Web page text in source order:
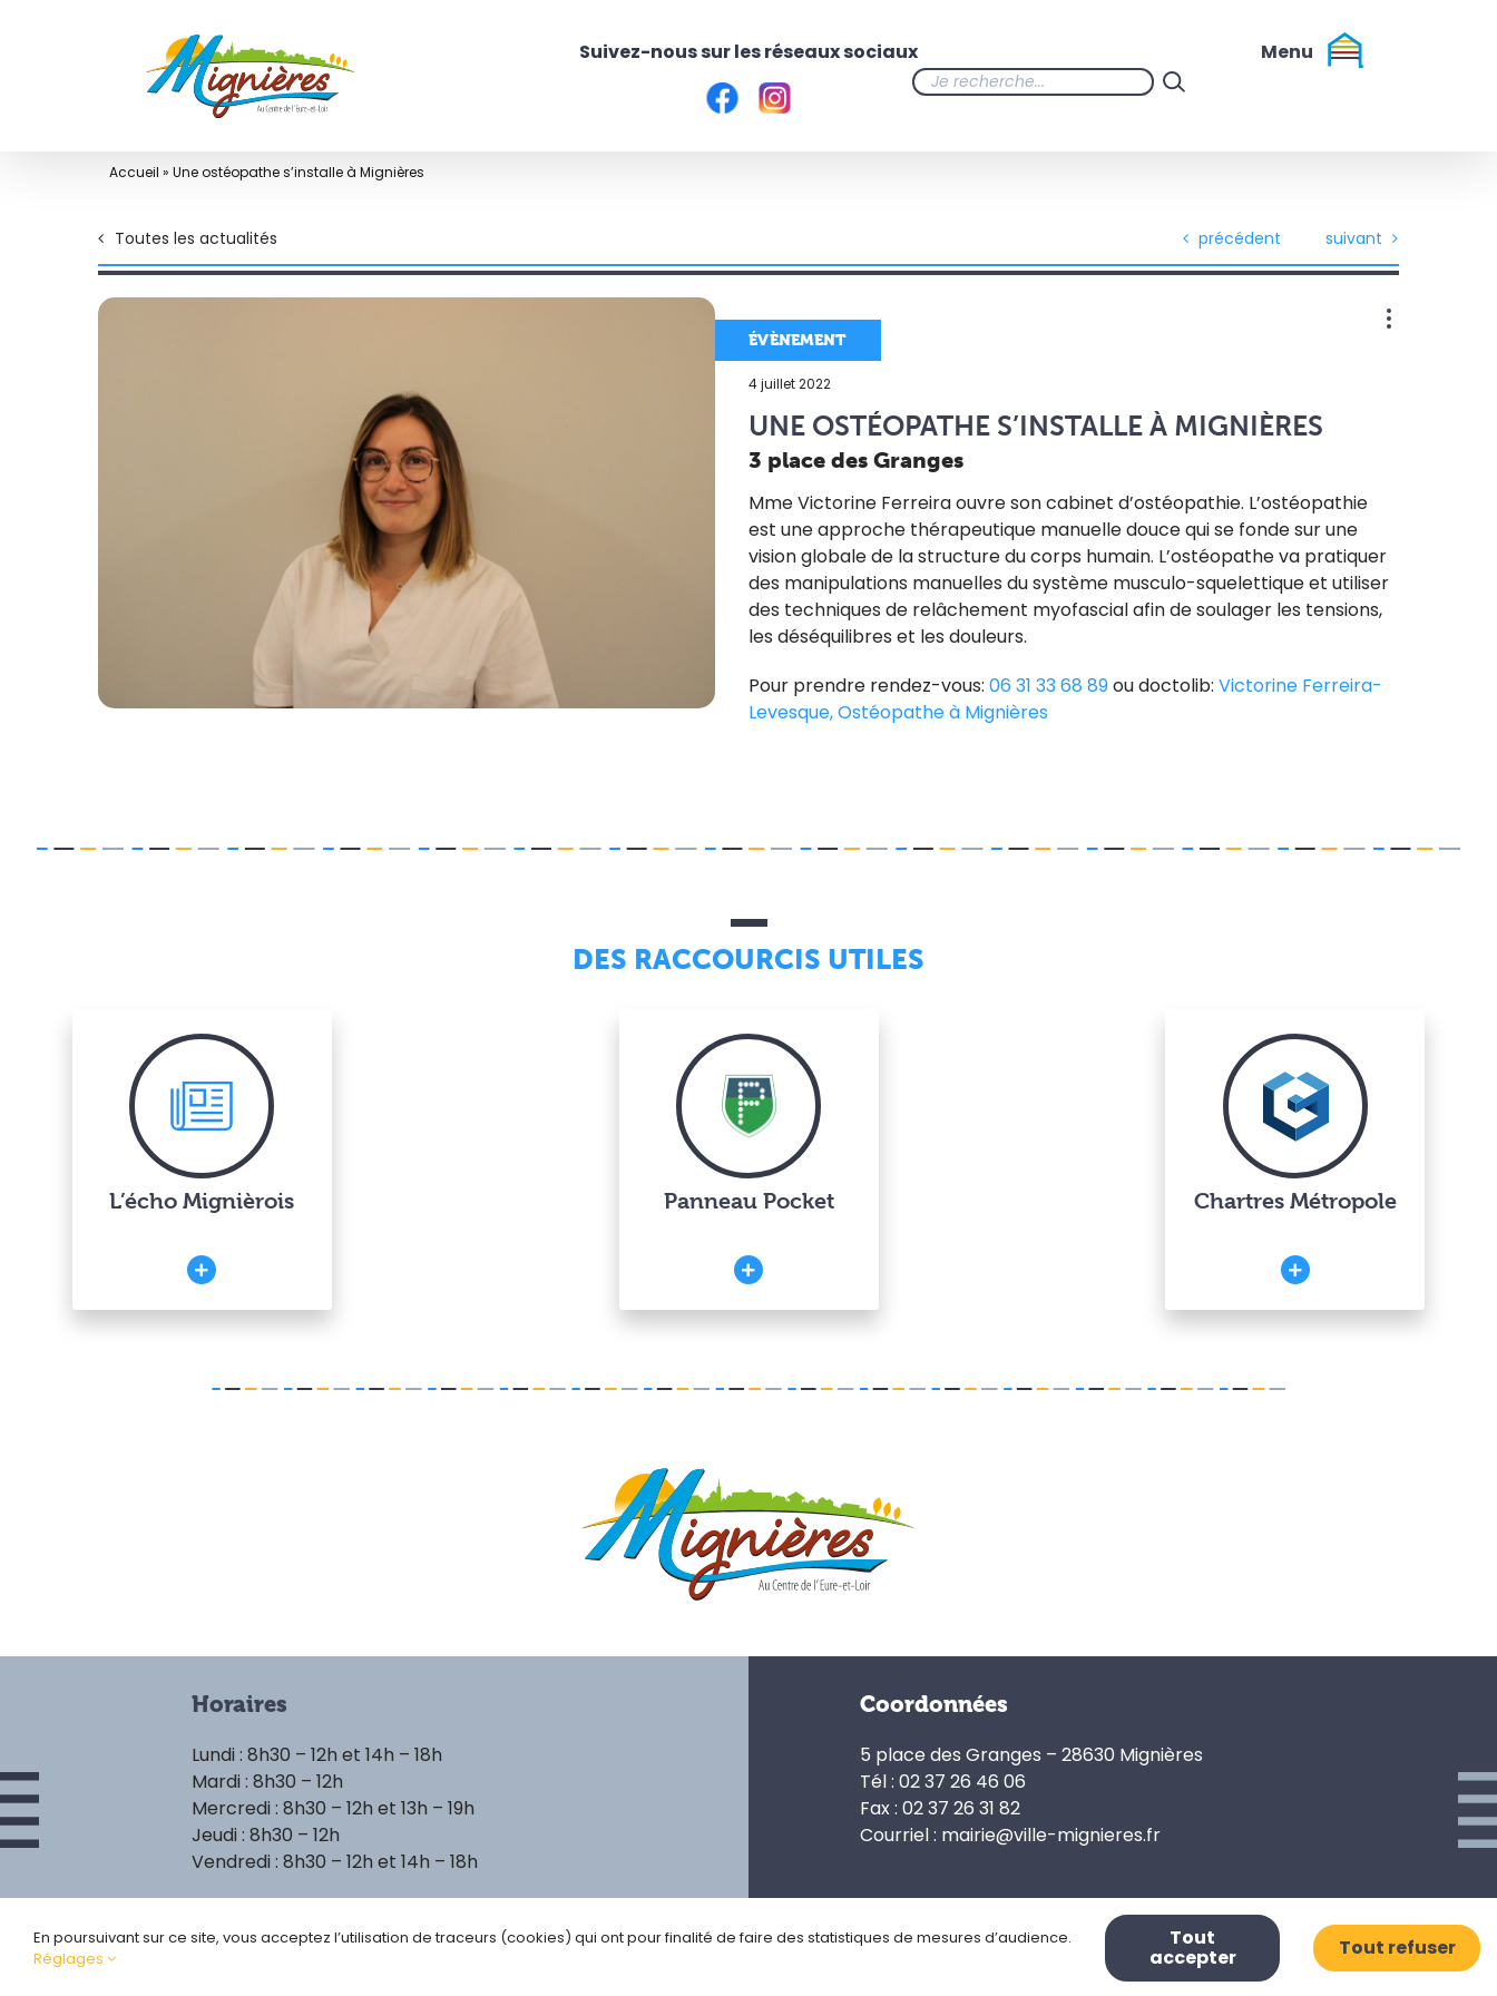
Accueil » Une ostéopathe s’installe à Mignières
Toutes les actualités précédent suivant
Voir
ÉVÈNEMENT
4 juillet 2022
UNE OSTÉOPATHE S’INSTALLE À MIGNIÈRES
3 place des Granges
Mme Victorine Ferreira ouvre son cabinet d’ostéopathie. L’ostéopathie
est une approche thérapeutique manuelle douce qui se fonde sur une
vision globale de la structure du corps humain. L’ostéopathe va pratiquer
des manipulations manuelles du système musculo-squelettique et utiliser
des techniques de relâchement myofascial afin de soulager les tensions,
les déséquilibres et les douleurs.
Pour prendre rendez-vous: 06 31 33 68 89ou doctolib: Victorine Ferreira-
Levesque, Ostéopathe à Mignières
DES RACCOURCIS UTILES
L’écho Mignièrois Panneau Pocket Chartres Métropole
Horaires
Lundi : 8h30 – 12h et 14h – 18h
Mardi : 8h30 – 12h
Mercredi : 8h30 – 12h et 13h – 19h
Jeudi : 8h30 – 12h
Vendredi : 8h30 – 12h et 14h – 18h
Coordonnées
5 place des Granges – 28630 Mignières
Tél : 02 37 26 46 06
Fax : 02 37 26 31 82
Courriel : mairie@ville-mignieres.fr
Mentions légales
En poursuivant sur ce site, vous acceptez l’utilisation de traceurs (cookies) qui ont pour finalité de faire des statistiques de mesures d’audience.
Réglages
Tout
accepter Tout refuser